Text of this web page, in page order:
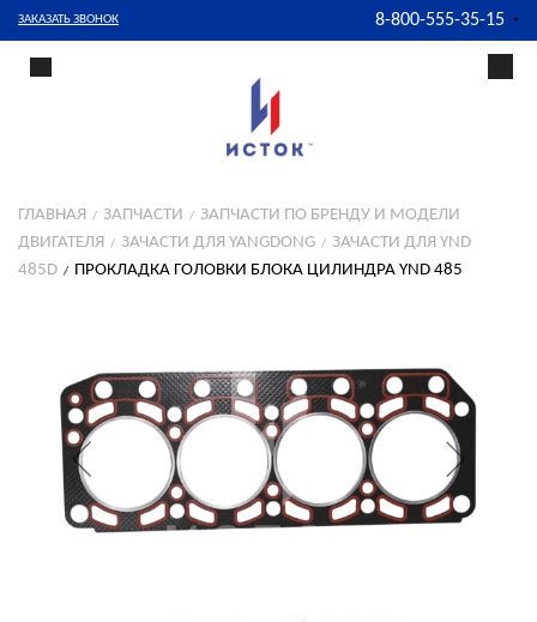
ЗАКАЗАТЬ ЗВОНОК 8-800-555-35-15
ГЛАВНАЯ ЗАПЧАСТИ
ЗАПЧАСТИ ПО БРЕНДУ И МОДЕЛИ
ДВИГАТЕЛЯ
ЗАЧАСТИ ДЛЯ YANGDONG
ЗАЧАСТИ ДЛЯ YND
485D
ПРОКЛАДКА ГОЛОВКИ БЛОКА ЦИЛИНДРА YND 485